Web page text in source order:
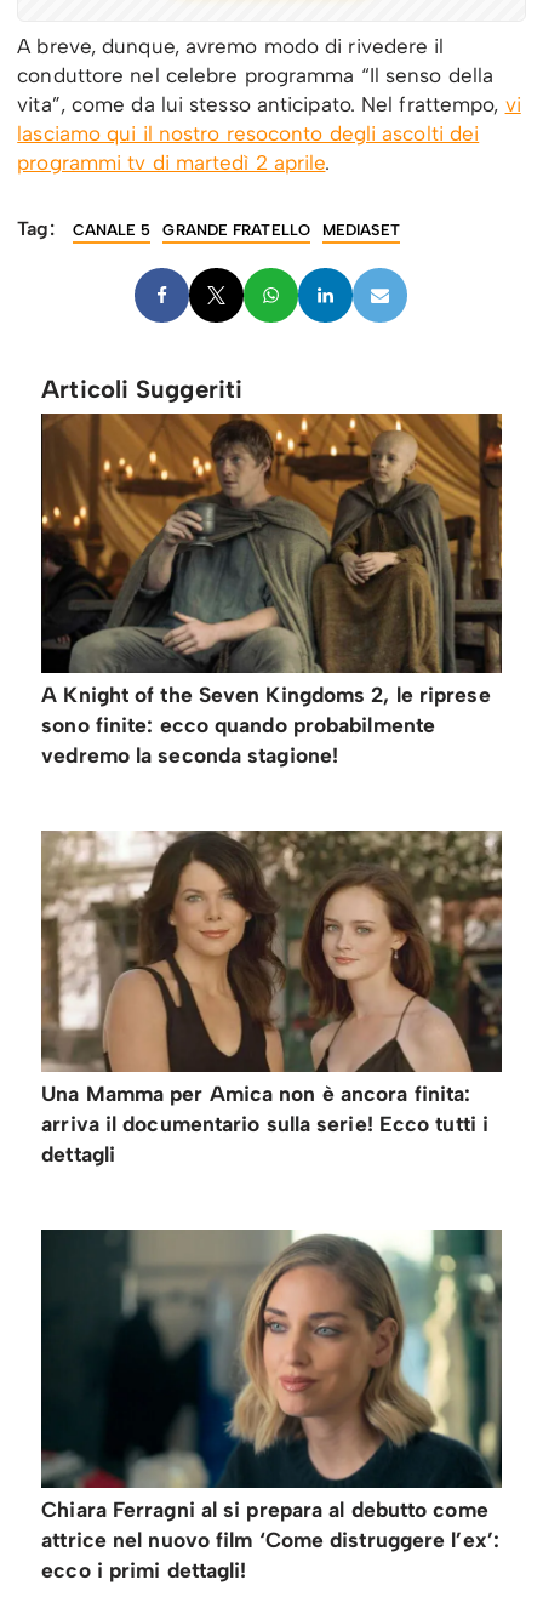
A breve, dunque, avremo modo di rivedere il
conduttore nel celebre programma “Il senso della
vita”, come da lui stesso anticipato. Nel frattempo, vi
lasciamo qui il nostro resoconto degli ascolti dei
programmi tv di martedì 2 aprile.
Tag: CANALE 5 GRANDE FRATELLO MEDIASET
Articoli Suggeriti
A Knight of the Seven Kingdoms 2, le riprese
sono finite: ecco quando probabilmente
vedremo la seconda stagione!
Una Mamma per Amica non è ancora finita:
arriva il documentario sulla serie! Ecco tutti i
dettagli
Chiara Ferragni al si prepara al debutto come
attrice nel nuovo film ‘Come distruggere l’ex’:
ecco i primi dettagli!